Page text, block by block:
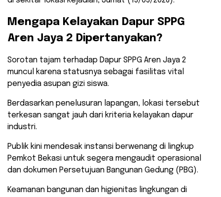
​Mengapa Kelayakan Dapur SPPG
Aren Jaya 2 Dipertanyakan?
​Sorotan tajam terhadap Dapur SPPG Aren Jaya 2
muncul karena statusnya sebagai fasilitas vital
penyedia asupan gizi siswa.
Berdasarkan penelusuran lapangan, lokasi tersebut
terkesan sangat jauh dari kriteria kelayakan dapur
industri.
​Publik kini mendesak instansi berwenang di lingkup
Pemkot Bekasi untuk segera mengaudit operasional
dan dokumen Persetujuan Bangunan Gedung (PBG).
Keamanan bangunan dan higienitas lingkungan di